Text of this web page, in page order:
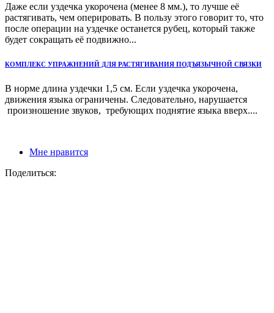
Даже если уздечка укорочена (менее 8 мм.), то лучше её
растягивать, чем оперировать. В пользу этого говорит то, что
после операции на уздечке останется рубец, который также
будет сокращать её подвижно...
КОМПЛЕКС УПРАЖНЕНИЙ ДЛЯ РАСТЯГИВАНИЯ ПОДЪЯЗЫЧНОЙ СВЯЗКИ
В норме длина уздечки 1,5 см. Если уздечка укорочена,
движения языка ограничены. Следовательно, нарушается
произношение звуков, требующих поднятие языка вверх....
Мне нравится
Поделиться: